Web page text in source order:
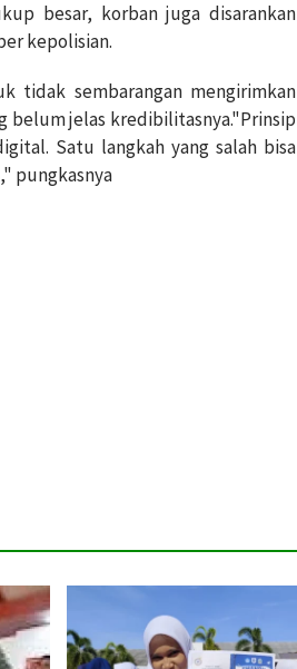
besar, korban juga disarankan
kepolisian.
tidak sembarangan mengirimkan
belum jelas kredibilitasnya."Prinsip
Satu langkah yang salah bisa
pungkasnya